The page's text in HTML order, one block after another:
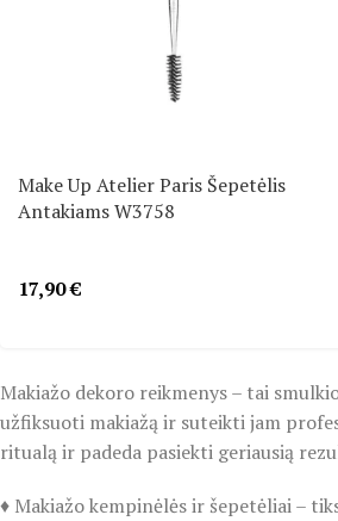
Make Up Atelier Paris Šepetėlis
Antakiams W3758
17,90€
Makiažo dekoro reikmenys – tai
užfiksuoti makiažą ir suteikti jam
ritualą ir padeda pasiekti geriausią
♦️ Makiažo kempinėlės ir šepetėliai –